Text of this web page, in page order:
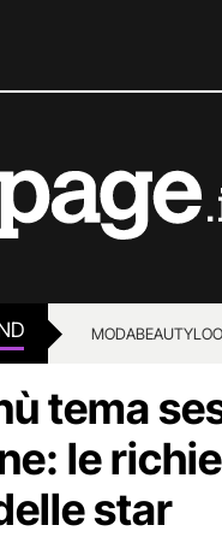
MODABEAUTY
tema
le
star